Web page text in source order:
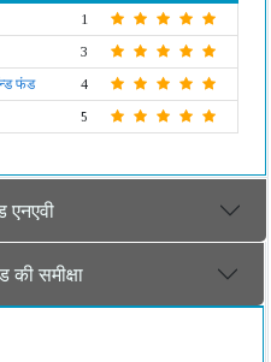
1
3
फंड
4
5
एनएवी
समीक्षा